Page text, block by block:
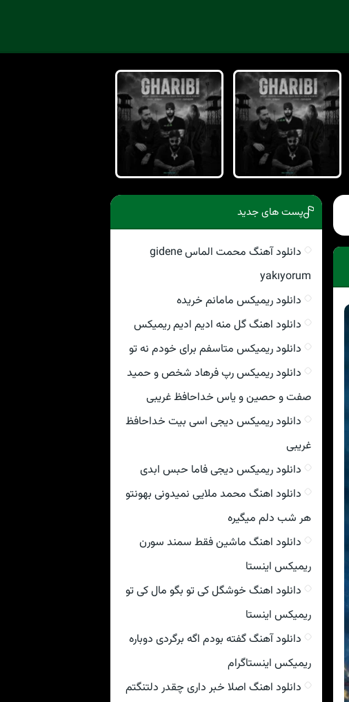
پست های جدید
دانلود آهنگ محمت الماس gidene
yakıyorum
دانلود ریمیکس مامانم خریده
دانلود اهنگ گل منه ادیم ادیم ریمیکس
دانلود ریمیکس متاسفم برای خودم نه تو
دانلود ریمیکس رپ فرهاد شخص و حمید
صفت و حصین و یاس خداحافظ غریبی
دانلود ریمیکس دیجی اسی بیت خداحافظ
غریبی
دانلود ریمیکس دیجی فاما حبس ابدی
دانلود اهنگ محمد ملایی نمیدونی بهونتو
هر شب دلم میگیره
دانلود اهنگ ماشین فقط سمند سورن
ریمیکس اینستا
دانلود اهنگ خوشگل کی تو بگو مال کی تو
ریمیکس اینستا
دانلود آهنگ گفته بودم اگه برگردی دوباره
ریمیکس اینستاگرام
دانلود اهنگ اصلا خبر داری چقدر دلتنگتم